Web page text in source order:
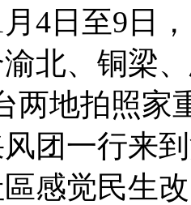
月4日至9日
北、铜梁
两地拍照家
风团一行来
感觉民生